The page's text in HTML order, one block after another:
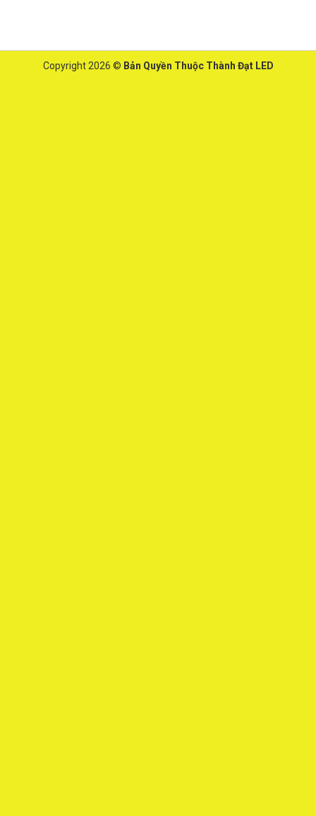
Copyright 2026 © Bản Quyền Thuộc Thành Đạt LED